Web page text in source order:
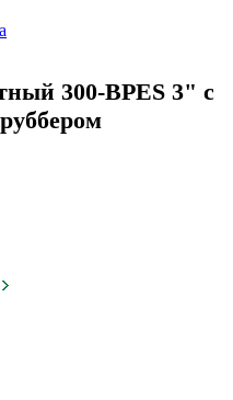
300-BPES 3" с